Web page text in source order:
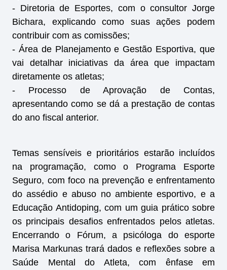
- Diretoria de Esportes, com o consultor Jorge
Bichara, explicando como suas ações podem
contribuir com as comissões;
- Área de Planejamento e Gestão Esportiva, que
vai detalhar iniciativas da área que impactam
diretamente os atletas;
- Processo de Aprovação de Contas,
apresentando como se dá a prestação de contas
do ano fiscal anterior.
Temas sensíveis e prioritários estarão incluídos
na programação, como o Programa Esporte
Seguro, com foco na prevenção e enfrentamento
do assédio e abuso no ambiente esportivo, e a
Educação Antidoping, com um guia prático sobre
os principais desafios enfrentados pelos atletas.
Encerrando o Fórum, a psicóloga do esporte
Marisa Markunas trará dados e reflexões sobre a
Saúde Mental do Atleta, com ênfase em